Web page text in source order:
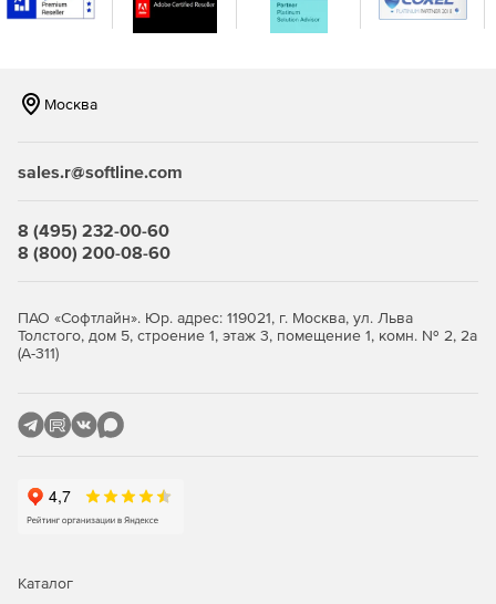
Переключение языка выполнения.
Графическая библиотека с сотнями графических
Возможность многократного использования лицевых
Проводник объектов для быстрого просмотра
иерархии объектов на дисплее.
системы через FactoryTalk Diagnostics.
Управление пользователями во время работы
Легко работать с несколькими проектами, поскольку
каждый проект имеет собственную конфигурацию
Москва
sales.r@softline.com
8 (495) 232-00-60
8 (800) 200-08-60
ПАО «Софтлайн». Юр. адрес: 119021, г. Москва, ул. Льва
Толстого, дом 5, строение 1, этаж 3, помещение 1, комн. № 2, 2а
(А-311)
Каталог